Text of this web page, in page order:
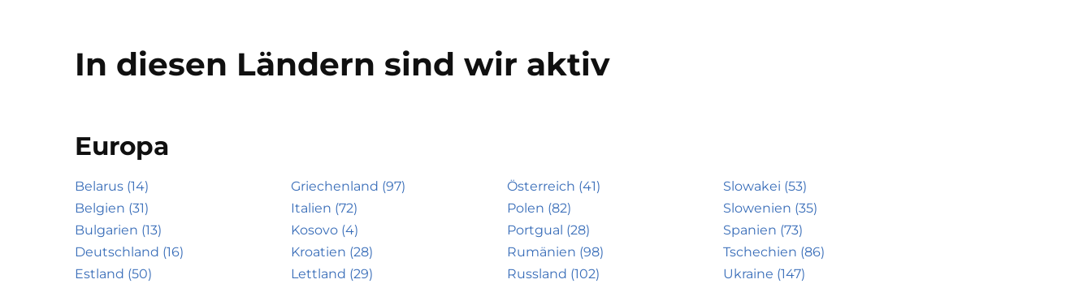
In diesen Ländern sind wir aktiv
Europa
Belarus (14)
Belgien (31)
Bulgarien (13)
Deutschland (16)
Estland (50)
Griechenland (97)
Italien (72)
Kosovo (4)
Kroatien (28)
Lettland (29)
Österreich (41)
Polen (82)
Portgual (28)
Rumänien (98)
Russland (102)
Slowakei (53)
Slowenien (35)
Spanien (73)
Tschechien (86)
Ukraine (147)